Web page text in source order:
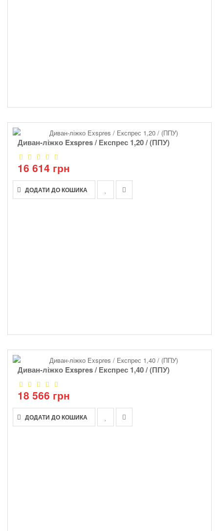
Диван-ліжко Exspres / Експрес 1,20 / (ППУ)
16 614 грн
ДОДАТИ ДО КОШИКА
Диван-ліжко Exspres / Експрес 1,40 / (ППУ)
18 566 грн
ДОДАТИ ДО КОШИКА